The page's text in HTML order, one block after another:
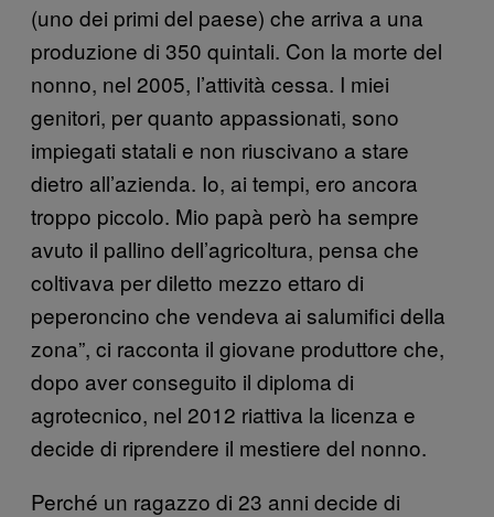
(uno dei primi del paese) che arriva a una
produzione di 350 quintali. Con la morte del
nonno, nel 2005, l’attività cessa. I miei
genitori, per quanto appassionati, sono
impiegati statali e non riuscivano a stare
dietro all’azienda. Io, ai tempi, ero ancora
troppo piccolo. Mio papà però ha sempre
avuto il pallino dell’agricoltura, pensa che
coltivava per diletto mezzo ettaro di
peperoncino che vendeva ai salumifici della
zona”, ci racconta il giovane produttore che,
dopo aver conseguito il diploma di
agrotecnico, nel 2012 riattiva la licenza e
decide di riprendere il mestiere del nonno.
Perché un ragazzo di 23 anni decide di